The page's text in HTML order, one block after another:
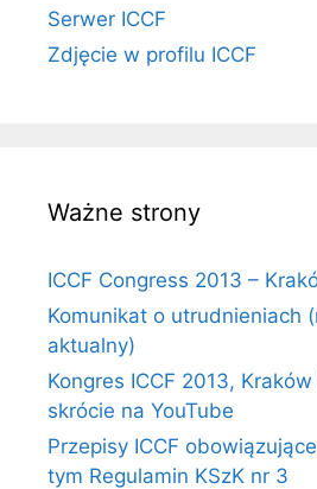
Serwer ICCF
Zdjęcie w profilu ICCF
Ważne strony
ICCF Congress 2013 –
Komunikat o utrudnieniach
aktualny)
Kongres ICCF 2013,
skrócie na YouTube
Przepisy ICCF
tym Regulamin KSzK nr 3